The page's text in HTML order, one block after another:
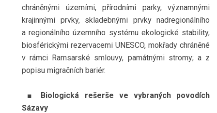
chráněnými územími, přírodními parky, významnými
krajinnými prvky, skladebnými prvky nadregionálního
a regionálního územního systému ekologické stability,
biosférickými rezervacemi UNESCO, mokřady chráněné
v rámci Ramsarské smlouvy, památnými stromy; a z
popisu migračních bariér.
■ Biologická rešerše ve vybraných povodích
Sázavy